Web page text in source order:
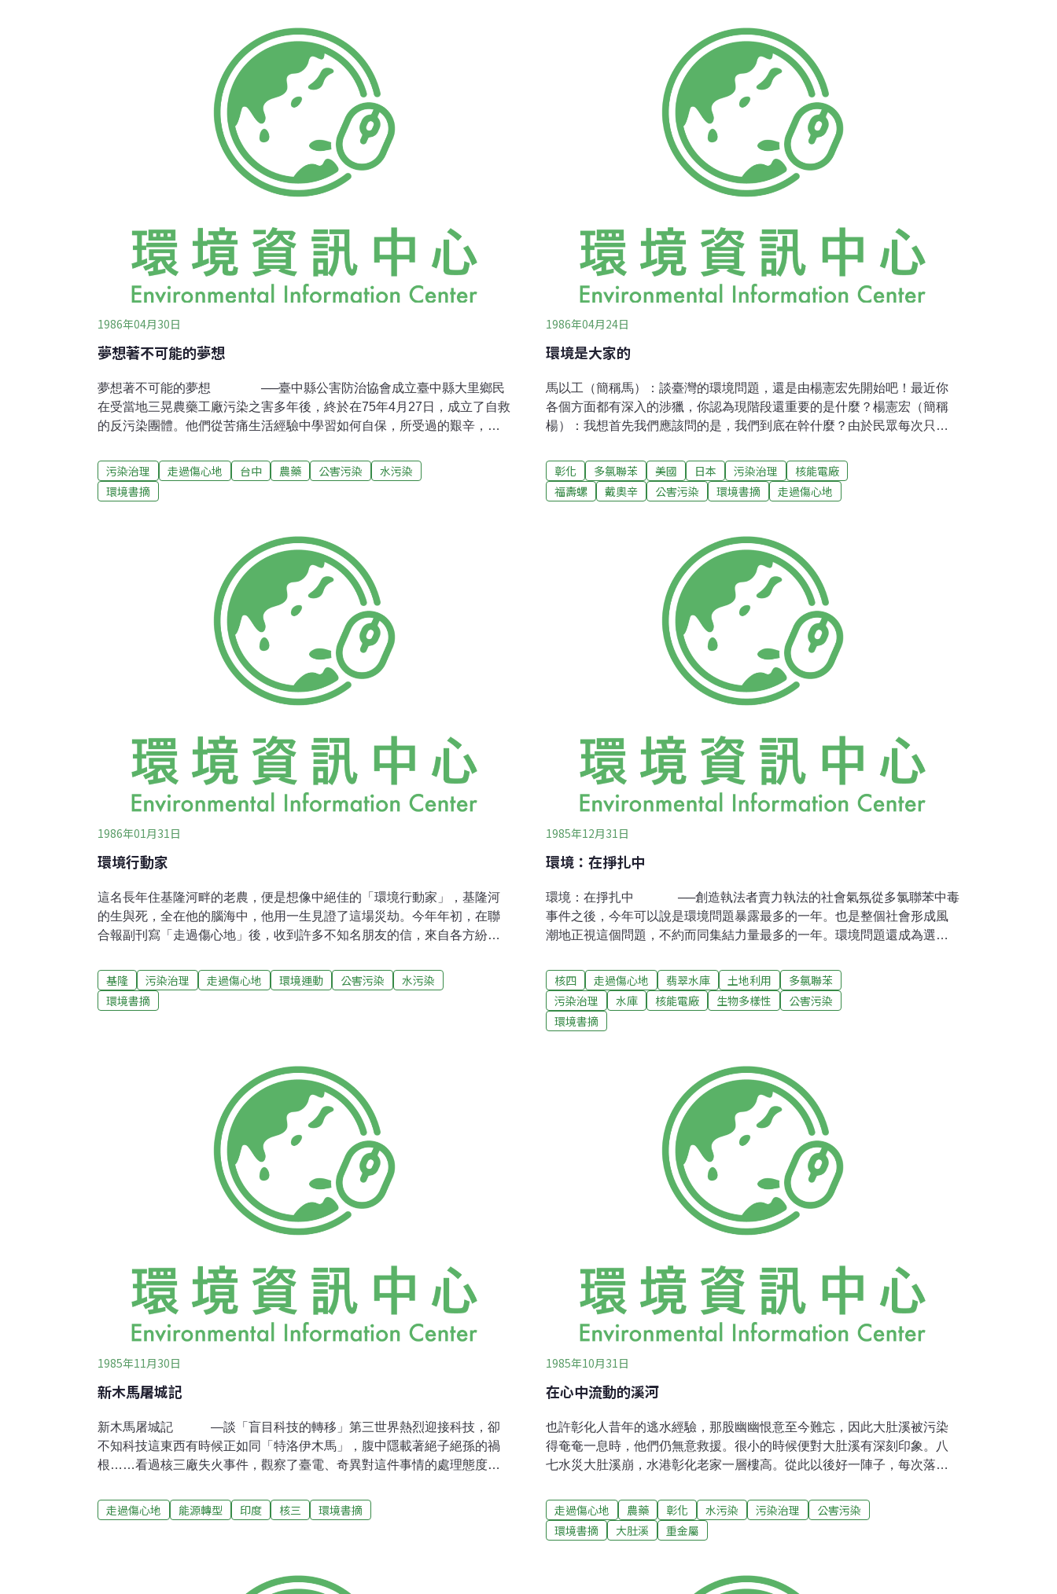
調整方向，下降政治意識型態之氣氛，改以更具問題導向的訴求，組合動
員致力於環境運動。在閱讀市場上競爭領先的商業雜誌，也都極敏感的感
受到環境話題的流行壓力，紛紛製作反污染現象報導的專題。去年的地方
選舉，大都分的候選人以還境保讓為主力政見，相當多位議員候選人則選
用綠色為傳單的顏色。反公
惹的禍事？這些努力看起來煞有介事，其實對臺灣環境問題稍有理解的人
都知道，這些行動意味著什麼。這種情況有點像一些醫院，病人一推進
去，還沒有確定病情便馬上吊點滴。其實所用點滴並無大用，只是讓病人
「相信」，醫師正在幫他想「辦法」而已。
1986年04月30日
夢想著不可能的夢想
夢想著不可能的夢想 ──臺中縣公害防治協會成立臺中縣大里鄉民
在受當地三晃農藥工廠污染之害多年後，終於在75年4月27日，成立了自救
的反污染團體。他們從苦痛生活經驗中學習如何自保，所受過的艱辛，不
途從來沒有過度的奢望，他們只想平靜無事過一生，可是這樣的小小心願
卻也難如登天，午夜經常被濃嗆農藥味驚醒，昏死過去、翻胃嘔吐急性中
毒的惡夜一再襲擊他們的生活。他們曾以暴怒表達恨意，也因此曾經被當
照顧。原來「懷疑」他們的情治人員，後來都同情他們，畢竟走入大里鄉
時，那股入鼻欲嘔吐的農藥味，是多麼確實的罪證。就這樣成立了臺灣第
一個民間「公害防治協會」，可貴的是，它還是在臺中縣社會局的輔導下
成形的，這一腳步跨出，得來十分不易。臺中縣公害防治協會籌備之初參
污染治理 走過傷心地 台中 農藥 公害污染
水污染
環境書摘
1986年04月24日
環境是大家的
馬以工（簡稱馬）：談臺灣的環境問題，還是由楊憲宏先開始吧！最近你
各個方面都有深入的涉獵，你認為現階段還重要的是什麼？楊憲宏（簡稱
楊）：我想首先我們應該問的是，我們到底在幹什麼？由於民眾每次只看
個有關生態的大理論，我們幾乎不去談它，總以為民眾不了解，所以專談
小的問題。而現在差不多已經到了我們反省「我們在做什麼？為什麼要這
樣做？」的時候了！臺灣到底站在什麼樣的國際地位？我們先關心臺灣這
很好的題目。也許從這個方向，在實際的觀點上，會使我們的工作能具體
的落實下來。馬：我想你提到的問題，最主要還是環境運動的問題，其
中，有一部分是屬於「自發」要求自救的問題，例如發生毒害，如多氯聯
苯、戴奧辛。可是有一都分的環境運動觀念則是知識份子從海外移植來
的，移植一種時尚，一種潮流，這種潮流
彰化 多氯聯苯 美國 日本 污染治理
核能電廠
福壽螺
戴奧辛 公害污染 環境書摘 走過傷心地
1986年01月31日
環境行動家
這名長年住基隆河畔的老農，便是想像中絕佳的「環境行動家」，基隆河
的生與死，全在他的腦海中，他用一生見證了這場災劫。今年年初，在聯
合報副刊寫「走過傷心地」後，收到許多不知名朋友的信，來自各方紛雜
中，我曾感到一股慄冷的寒意。大部分的信，內容是希望我繼續走下去，
鼓勵我要有勇氣為反公害、對抗污染寫更多報導文章。他們大概是生怕我
的報導只是「曇花一現」，生怕我只有短暫的環境寫作生命力，才寫信給
為什麼連這些極難得肯表達意見的朋友，也沒有一絲站出來為生養自己的
地方，爭健康生活環境的想法？我們的社會好像一直就是這樣子。很少有
人會主動的關心自己身旁的事務，而真能關心的人當中，極少有人會真正
基隆 污染治理 走過傷心地 環境運動 公害污染
水污染
環境書摘
1985年12月31日
環境：在掙扎中
環境：在掙扎中 ──創造執法者賣力執法的社會氣氛從多氯聯苯中毒
事件之後，今年可以說是環境問題暴露最多的一年。也是整個社會形成風
潮地正視這個問題，不約而同集結力量最多的一年。環境問題還成為選舉
會中介團體消費者文教基金會、扶輪社、國際青年商會、學者專家、結合
成環境運動主力。政府對社會關注的環境問題，有明確的反應，並展現行
動。繼去年曾虛白社會服務新聞獎頒給環境有關的系列題材後，今年金鼎
獎、吳三連文藝獎都頒獎給關心環境的報導。經過這一年與污染暴風對
環境運動的人，層面也全面拉開。民眾已不像過去那樣冷漠。一切似乎很
樂觀──可是問起「我們已有改善的希望了嗎？」答案可能是極為冷酷的
「還沒有！」充其量，只能說：「我們只是讓污染惡化的速度減緩了一點
核四 走過傷心地 翡翠水庫 土地利用
多氯聯苯
污染治理
水庫 核能電廠 生物多樣性
公害污染
環境書摘
1985年11月30日
新木馬屠城記
新木馬屠城記 —談「盲目科技的轉移」第三世界熱烈迎接科技，卻
不知科技這東西有時候正如同「特洛伊木馬」，腹中隱載著絕子絕孫的禍
根……看過核三廠失火事件，觀察了臺電、奇異對這件事情的處理態度
Barbarians）批判近代工程人員的涵意何在。東海大學生物系教授林俊義在
他那本「科技文明的反省」中說：「在這批工程師眼裏，世界上沒有什麼
師的自信力量，什麼生態原則也阻礙不了他們自我為是的信心。」從這樣
走過傷心地 能源轉型 印度 核三 環境書摘
1985年10月31日
在心中流動的溪河
也許彰化人昔年的逃水經驗，那股幽幽恨意至今難忘，因此大肚溪被污染
得奄奄一息時，他們仍無意救援。很小的時候便對大肚溪有深刻印象。八
七水災大肚溪崩，水港彰化老家一層樓高。從此以後好一陣子，每次落水
民國50年以前的事。逃水的日子，幫忙提茶壺開水、抱棉被枕頭，聽浪瓦
屋頂上高嘩喧鬧的暴雨聲響，心中一直懸念著：大肚溪是什麼怪物？在颱
風「回南」的東方微自裏，偷偷打開乒乓震吵一夜的毛玻璃拉窗，心兒撲
禿成一條慘綠桿子，牽牛花在風中在浪裏無依無靠，滿園子傷心景色。湍
走過傷心地 農藥 彰化 水污染 污染治理
公害污染
環境書摘
大肚溪 重金屬